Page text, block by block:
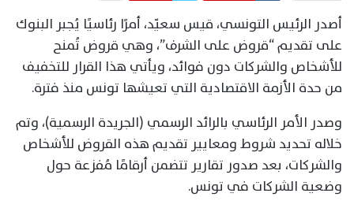
أصدر الرئيس التونسي، قيس سعيّد، أمرًا رئاسيًا يُجبر البنوك
على تقديم “قروض على الشرف”، وهي قروض تُمنح
للأشخاص والشركات دون فوائد، ويأتي هذا القرار للتخفيف
من حدة الأزمة الاقتصادية التي تعيشها تونس منذ فترة.
وصدر الأمر الرئاسي بالرائد الرسمي (الجريدة الرسمية)، وتم
خلاله تحديد شروط ومعايير تقديم هذه القروض للأشخاص
والشركات، بعد صدور تقارير تتضمن أرقامًا مُفزعة حول
وضعية الشركات في تونس.